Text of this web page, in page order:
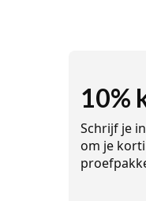
10%
Schrijf je
om je